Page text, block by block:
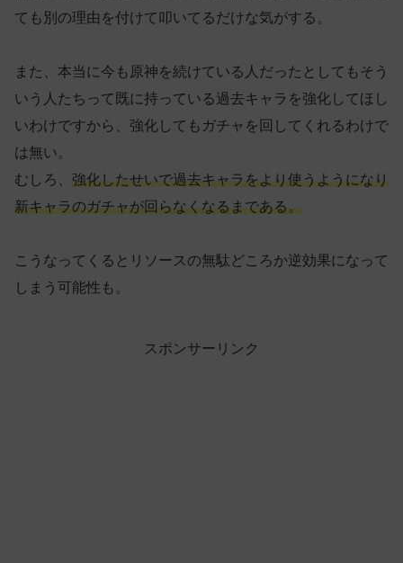
ても別の理由を付けて叩いてるだけな気がする。
また、本当に今も原神を続けている人だったとしてもそう
いう人たちって既に持っている過去キャラを強化してほし
いわけですから、強化してもガチャを回してくれるわけで
は無い。
むしろ、 強化したせいで過去キャラをより使うようになり
新キャラのガチャが回らなくなるまである。
こうなってくるとリソースの無駄どころか逆効果になって
しまう可能性も。
スポンサーリンク